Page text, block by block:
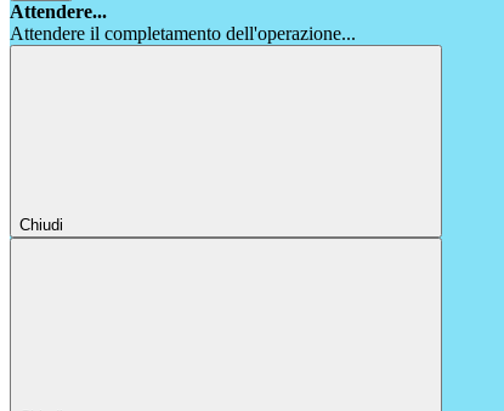
Attendere...
Attendere il completamento dell'operazione...
Chiudi